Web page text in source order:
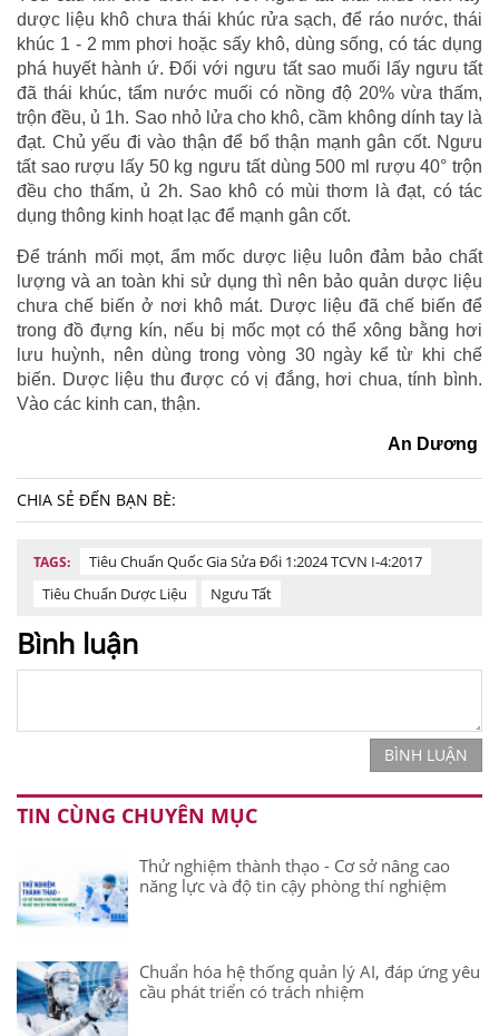
dược liệu khô chưa thái khúc rửa sạch, để ráo nước, thái
khúc 1 - 2 mm phơi hoặc sấy khô, dùng sống, có tác dụng
phá huyết hành ứ. Đối với ngưu tất sao muối lấy ngưu tất
đã thái khúc, tẩm nước muối có nồng độ 20% vừa thấm,
trộn đều, ủ 1h. Sao nhỏ lửa cho khô, cầm không dính tay là
đạt. Chủ yếu đi vào thận để bổ thận mạnh gân cốt. Ngưu
tất sao rượu lấy 50 kg ngưu tất dùng 500 ml rượu 40° trộn
đều cho thấm, ủ 2h. Sao khô có mùi thơm là đạt, có tác
dụng thông kinh hoạt lạc để mạnh gân cốt.
Để tránh mối mọt, ẩm mốc dược liệu luôn đảm bảo chất
lượng và an toàn khi sử dụng thì nên bảo quản dược liệu
chưa chế biến ở nơi khô mát. Dược liệu đã chế biến để
trong đồ đựng kín, nếu bị mốc mọt có thể xông bằng hơi
lưu huỳnh, nên dùng trong vòng 30 ngày kể từ khi chế
biến. Dược liệu thu được có vị đắng, hơi chua, tính bình.
Vào các kinh can, thận.
An Dương
CHIA SẺ ĐẾN BẠN BÈ:
TAGS:
Tiêu Chuẩn Quốc Gia Sửa Đổi 1:2024 TCVN I-4:2017
Tiêu Chuẩn Dược Liệu
Ngưu Tất
Bình luận
BÌNH LUẬN
TIN CÙNG CHUYÊN MỤC
Thử nghiệm thành thạo - Cơ sở nâng cao
năng lực và độ tin cậy phòng thí nghiệm
Chuẩn hóa hệ thống quản lý AI, đáp ứng yêu
cầu phát triển có trách nhiệm